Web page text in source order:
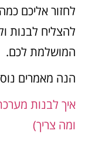
לחזור אליכם
להצליח לבנות
המושלמת לכם.
הנה מאמרים
איך לבנות
ומה צריך)